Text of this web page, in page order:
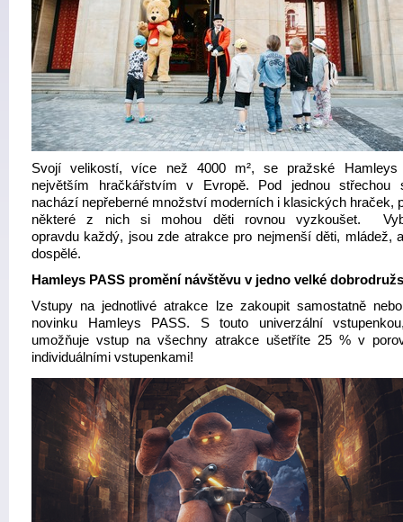
Svojí velikostí, více než 4000 m², se pražské
největším hračkářstvím v Evropě. Pod jednou střechou
nachází nepřeberné množství moderních i klasických hraček,
některé z nich si mohou děti rovnou vyzkoušet.
opravdu každý, jsou zde atrakce pro nejmenší děti, mládež,
dospělé.
Hamleys PASS promění návštěvu v jedno velké
Vstupy na jednotlivé atrakce lze zakoupit samostatně
novinku Hamleys PASS. S touto univerzální
umožňuje vstup na všechny atrakce ušetříte 25 % v
individuálními vstupenkami!